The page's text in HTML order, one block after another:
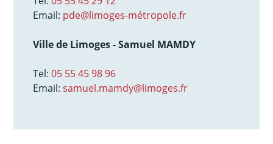
Email: pde@limoges-métropole.fr
Ville de Limoges - Samuel MAMDY
Tel:05 55 45 98 96
Email:samuel.mamdy@limoges.fr